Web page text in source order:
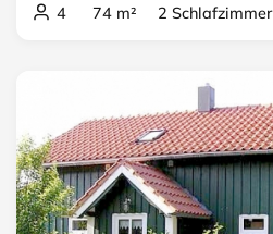
4 74 m² 2 Schlafzimmer